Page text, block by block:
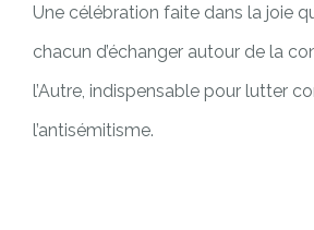
Une célébration faite dans la joie
chacun d’échanger autour de la
l’Autre, indispensable pour lutter
l’antisémitisme.